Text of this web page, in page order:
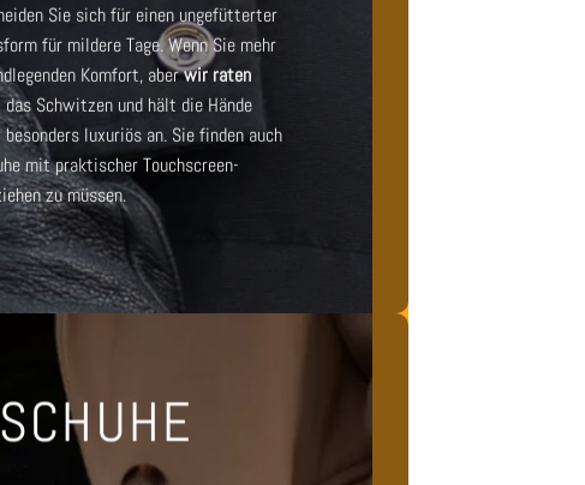
Sie sich für einen ungefütterter
für mildere Tage. Wenn Sie mehr
Komfort, aberwir raten
Schwitzen und hält die Hände
luxuriös an. Sie finden auch
mit praktischer Touchscreen-
zu müssen.